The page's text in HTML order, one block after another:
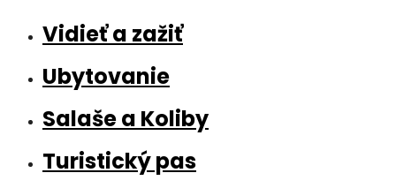
Vidieť a zažiť
Ubytovanie
Salaše a Koliby
Turistický pas